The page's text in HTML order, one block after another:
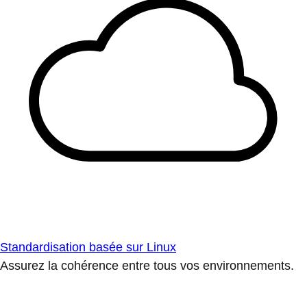
Standardisation basée sur Linux
Assurez la cohérence entre tous vos environnements.